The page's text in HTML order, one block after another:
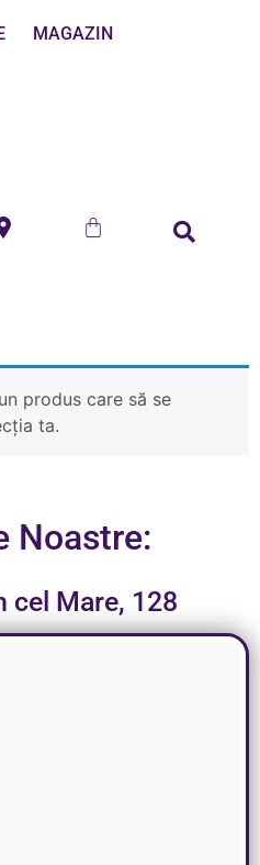
MAGAZIN
produs care să se
ta.
Noastre:
cel Mare, 128